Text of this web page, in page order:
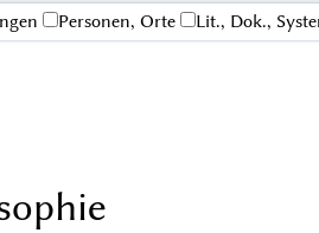
Personen, Orte Lit., Dok.,